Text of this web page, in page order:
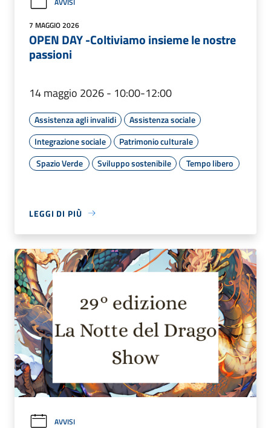
AVVISI
7 MAGGIO 2026
OPEN DAY -Coltiviamo insieme le nostre
passioni
14 maggio 2026 - 10:00-12:00
Assistenza agli invalidi
Assistenza sociale
Integrazione sociale
Patrimonio culturale
Spazio Verde
Sviluppo sostenibile Tempo libero
LEGGI DI PIÙ
AVVISI